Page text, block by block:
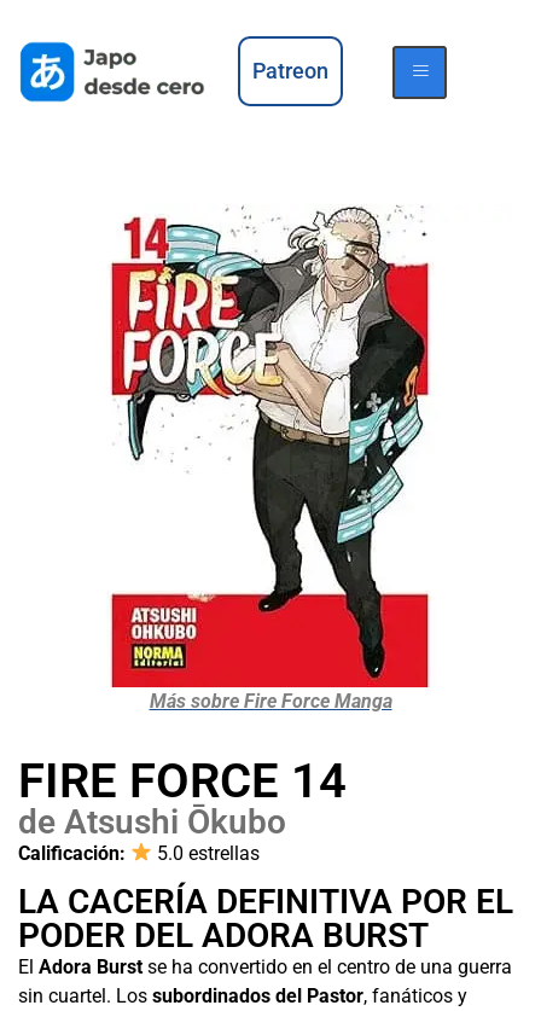
Patreon
Más sobre Fire Force Manga
FIRE FORCE 14
de Atsushi Ōkubo
Calificación: 5.0 estrellas
LA CACERÍA DEFINITIVA POR EL
PODER DEL ADORA BURST
El Adora Burst se ha convertido en el centro de una guerra
sin cuartel. Los subordinados del Pastor, fanáticos y